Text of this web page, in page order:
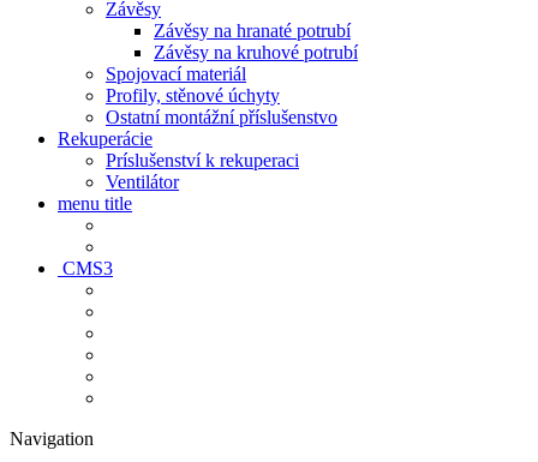
Závěsy
Závěsy na hranaté potrubí
Závěsy na kruhové potrubí
Spojovací materiál
Profily, stěnové úchyty
Ostatní montážní příslušenstvo
Rekuperácie
Príslušenství k rekuperaci
Ventilátor
menu title
CMS3
Navigation